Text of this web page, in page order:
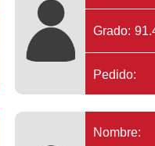
Grado:
Pedido:
Nombre: